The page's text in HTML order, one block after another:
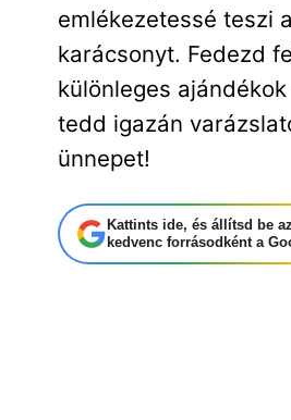
emlékezetessé teszi
karácsonyt. Fedezd
különleges
tedd igazán
ünnepet!
Kattints ide, és állítsd be
kedvenc forrásodként a